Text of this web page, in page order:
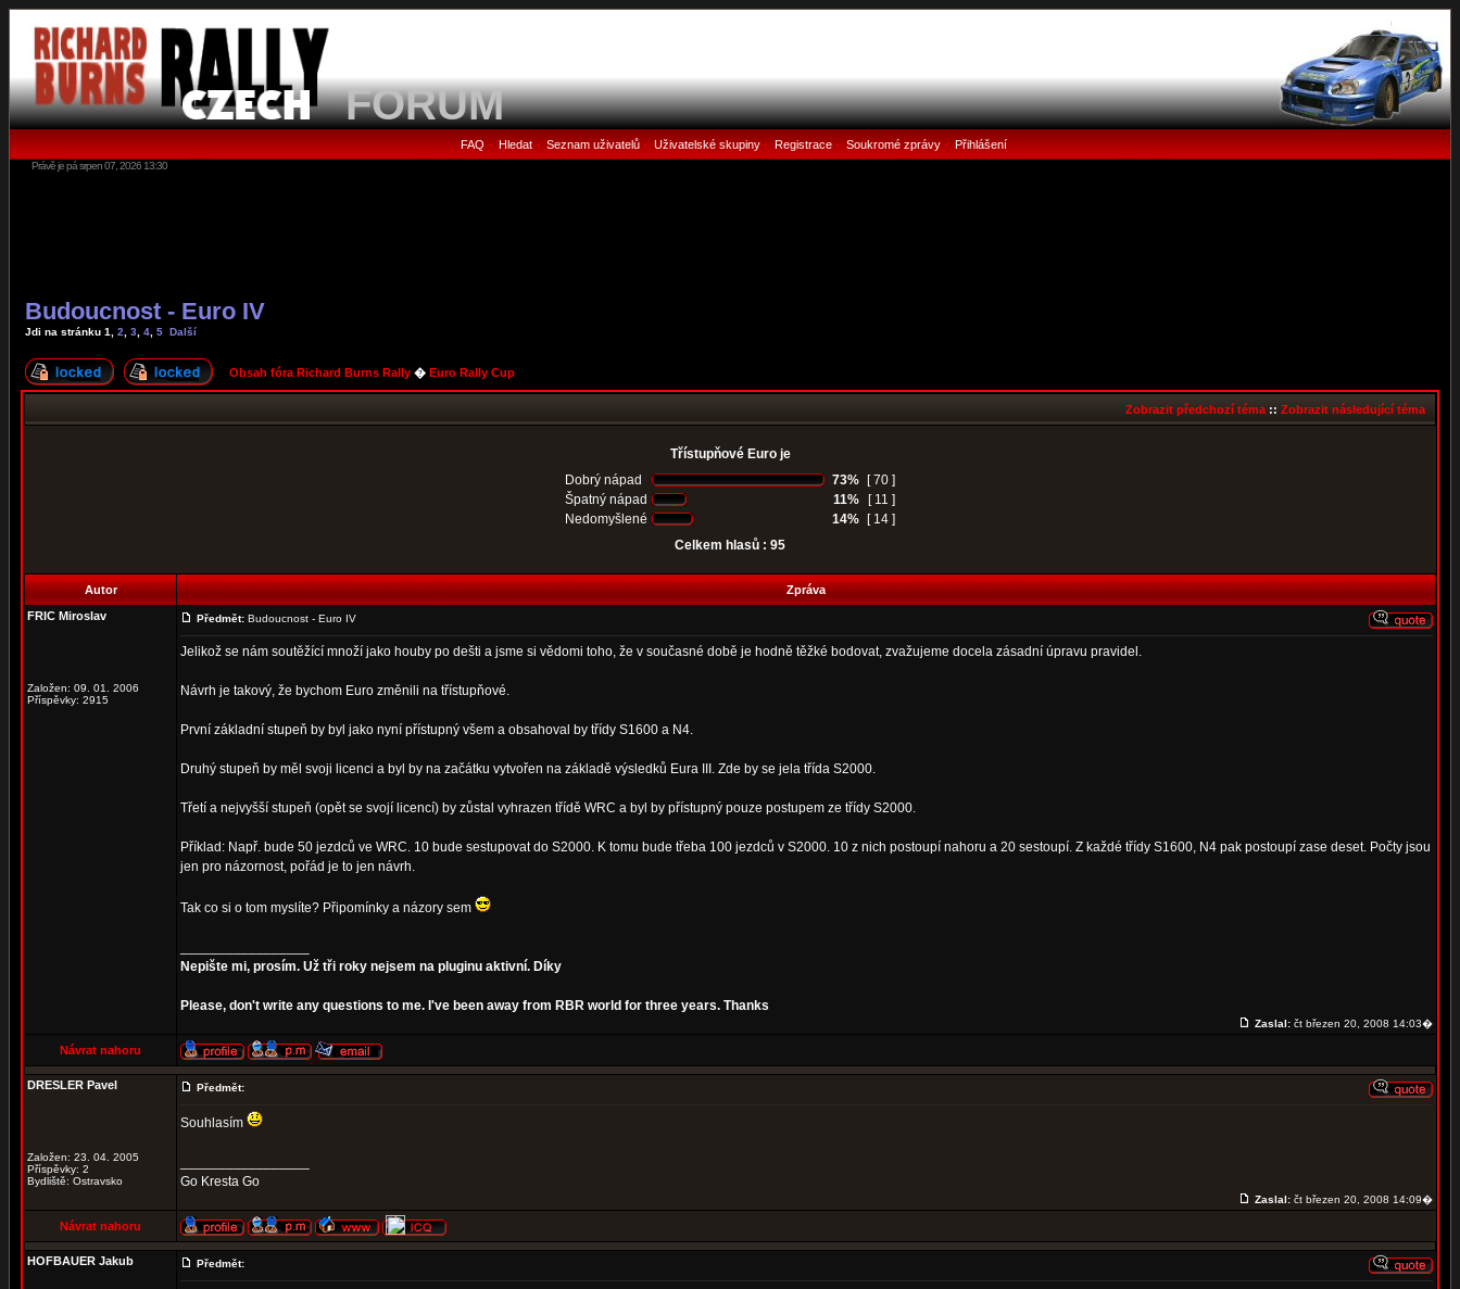
FORUM
FAQ • Hledat• Seznam uživatelů• Uživatelské skupiny• Registrace• Soukromé zprávy• Přihlášení
Právě je pá srpen 07, 2026 13:30
Budoucnost - Euro IV
Jdi na stránku 1 2 3 4 5 Další
Obsah fóra Richard Burns Rally � Euro Rally Cup
Zobrazit předchozí téma :: Zobrazit následující téma
Třístupňové Euro je
Dobrý nápad
73%
[ 70 ]
Špatný nápad
11%
[ 11 ]
Nedomyšlené
14%
[ 14 ]
Celkem hlasů : 95
Autor
Zpráva
FRIC Miroslav
Založen: 09. 01. 2006
Příspěvky: 2915
Předmět: Budoucnost - Euro IV
Jelikož se nám soutěžící množí jako houby po dešti a jsme si vědomi toho, že v současné době je hodně těžké bodovat, zvažujeme docela zásadní úpravu pravidel.
Návrh je takový, že bychom Euro změnili na třístupňové.
První základní stupeň by byl jako nyní přístupný všem a obsahoval by třídy S1600 a N4.
Druhý stupeň by měl svoji licenci a byl by na začátku vytvořen na základě výsledků Eura III. Zde by se jela třída S2000.
Třetí a nejvyšší stupeň (opět se svojí licencí) by zůstal vyhrazen třídě WRC a byl by přístupný pouze postupem ze třídy S2000.
Příklad: Např. bude 50 jezdců ve WRC. 10 bude sestupovat do S2000. K tomu bude třeba 100 jezdců v S2000. 10 z nich postoupí nahoru a 20 sestoupí. Z každé třídy S1600, N4 pak postoupí zase deset. Počty jsou
jen pro názornost, pořád je to jen návrh.
Tak co si o tom myslíte? Připomínky a názory sem
Nepište mi, prosím. Už tři roky nejsem na pluginu aktivní. Díky
Please, don't write any questions to me. I've been away from RBR world for three years. Thanks
Zaslal: čt březen 20, 2008 14:03�
Návrat nahoru
DRESLER Pavel
Založen: 23. 04. 2005
Příspěvky: 2
Bydliště: Ostravsko
Předmět:
Souhlasím
Go Kresta Go
Zaslal: čt březen 20, 2008 14:09�
Návrat nahoru
HOFBAUER Jakub Předmět: